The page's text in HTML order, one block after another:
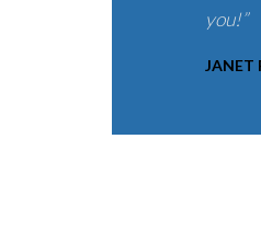
you!”
JANET